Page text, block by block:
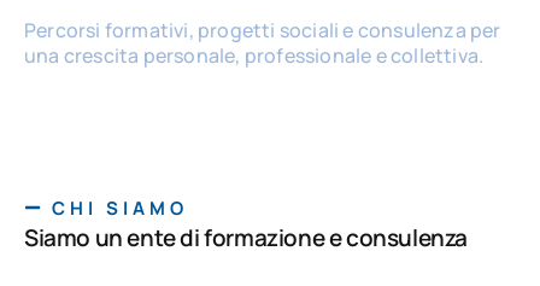
Percorsi formativi, progetti sociali e consulenza per
una crescita personale, professionale e collettiva.
CHI SIAMO
Siamo un ente di formazione e consulenza